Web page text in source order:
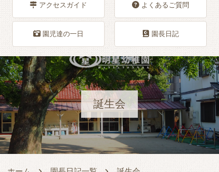
アクセスガイド よくあるご質問
園児達の一日 園長日記
誕生会